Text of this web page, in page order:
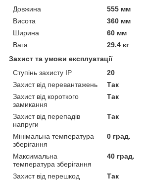
Довжина
555 мм
Висота
360 мм
Ширина
60 мм
Вага
29.4 кг
Захист та умови експлуатації
Ступінь захисту IP
20
Захист від перевантажень
Так
Захист від короткого
замикання
Так
Захист від перепадів
напруги
Так
Мінімальна температура
зберігання
0 град.
Максимальна
температура зберігання
40 град.
Захист від перешкод
Так